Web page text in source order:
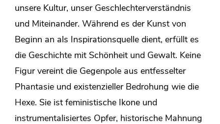
unsere Kultur, unser Geschlechterverständnis
und Miteinander. Während es der Kunst von
Beginn an als Inspirationsquelle dient, erfüllt es
die Geschichte mit Schönheit und Gewalt. Keine
Figur vereint die Gegenpole aus entfesselter
Phantasie und existenzieller Bedrohung wie die
Hexe. Sie ist feministische Ikone und
instrumentalisiertes Opfer, historische Mahnung